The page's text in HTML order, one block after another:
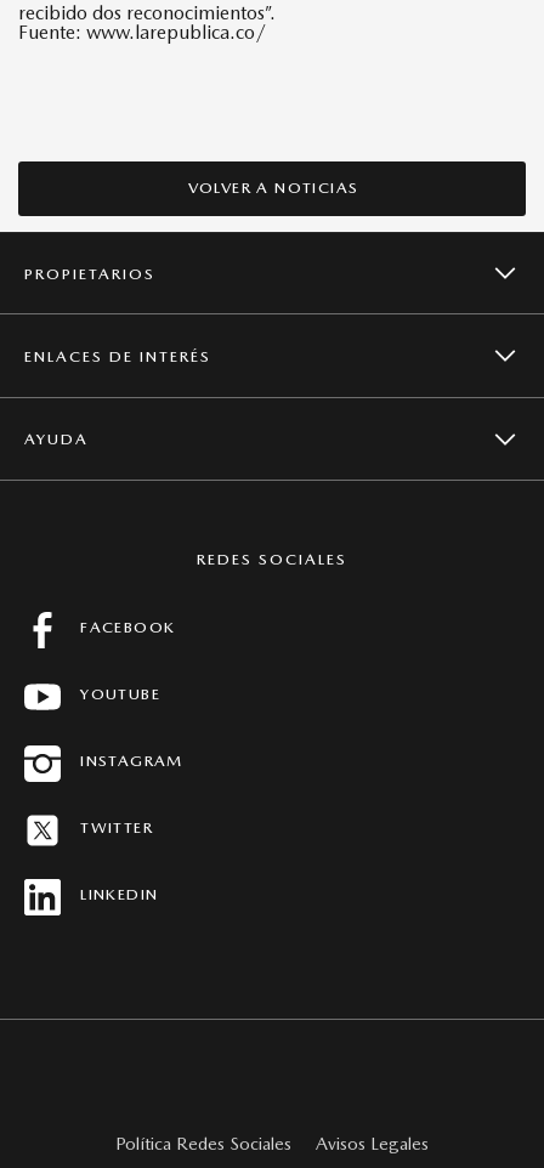
recibido dos reconocimientos”.
Fuente: www.larepublica.co/
VOLVER A NOTICIAS
PROPIETARIOS
CAMPAÑAS DE SEGURIDAD
ENLACES DE INTERÉS
NOTICIAS
REVISTAS MAZDA STORIES
AYUDA
PREGUNTAS FRECUENTES
MAPA DEL SITIO
REDES SOCIALES
FACEBOOK
YOUTUBE
INSTAGRAM
TWITTER
LINKEDIN
Política Redes Sociales Avisos Legales